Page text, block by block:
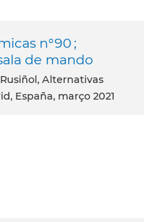
n°90 ;
de mando
España, março 2021